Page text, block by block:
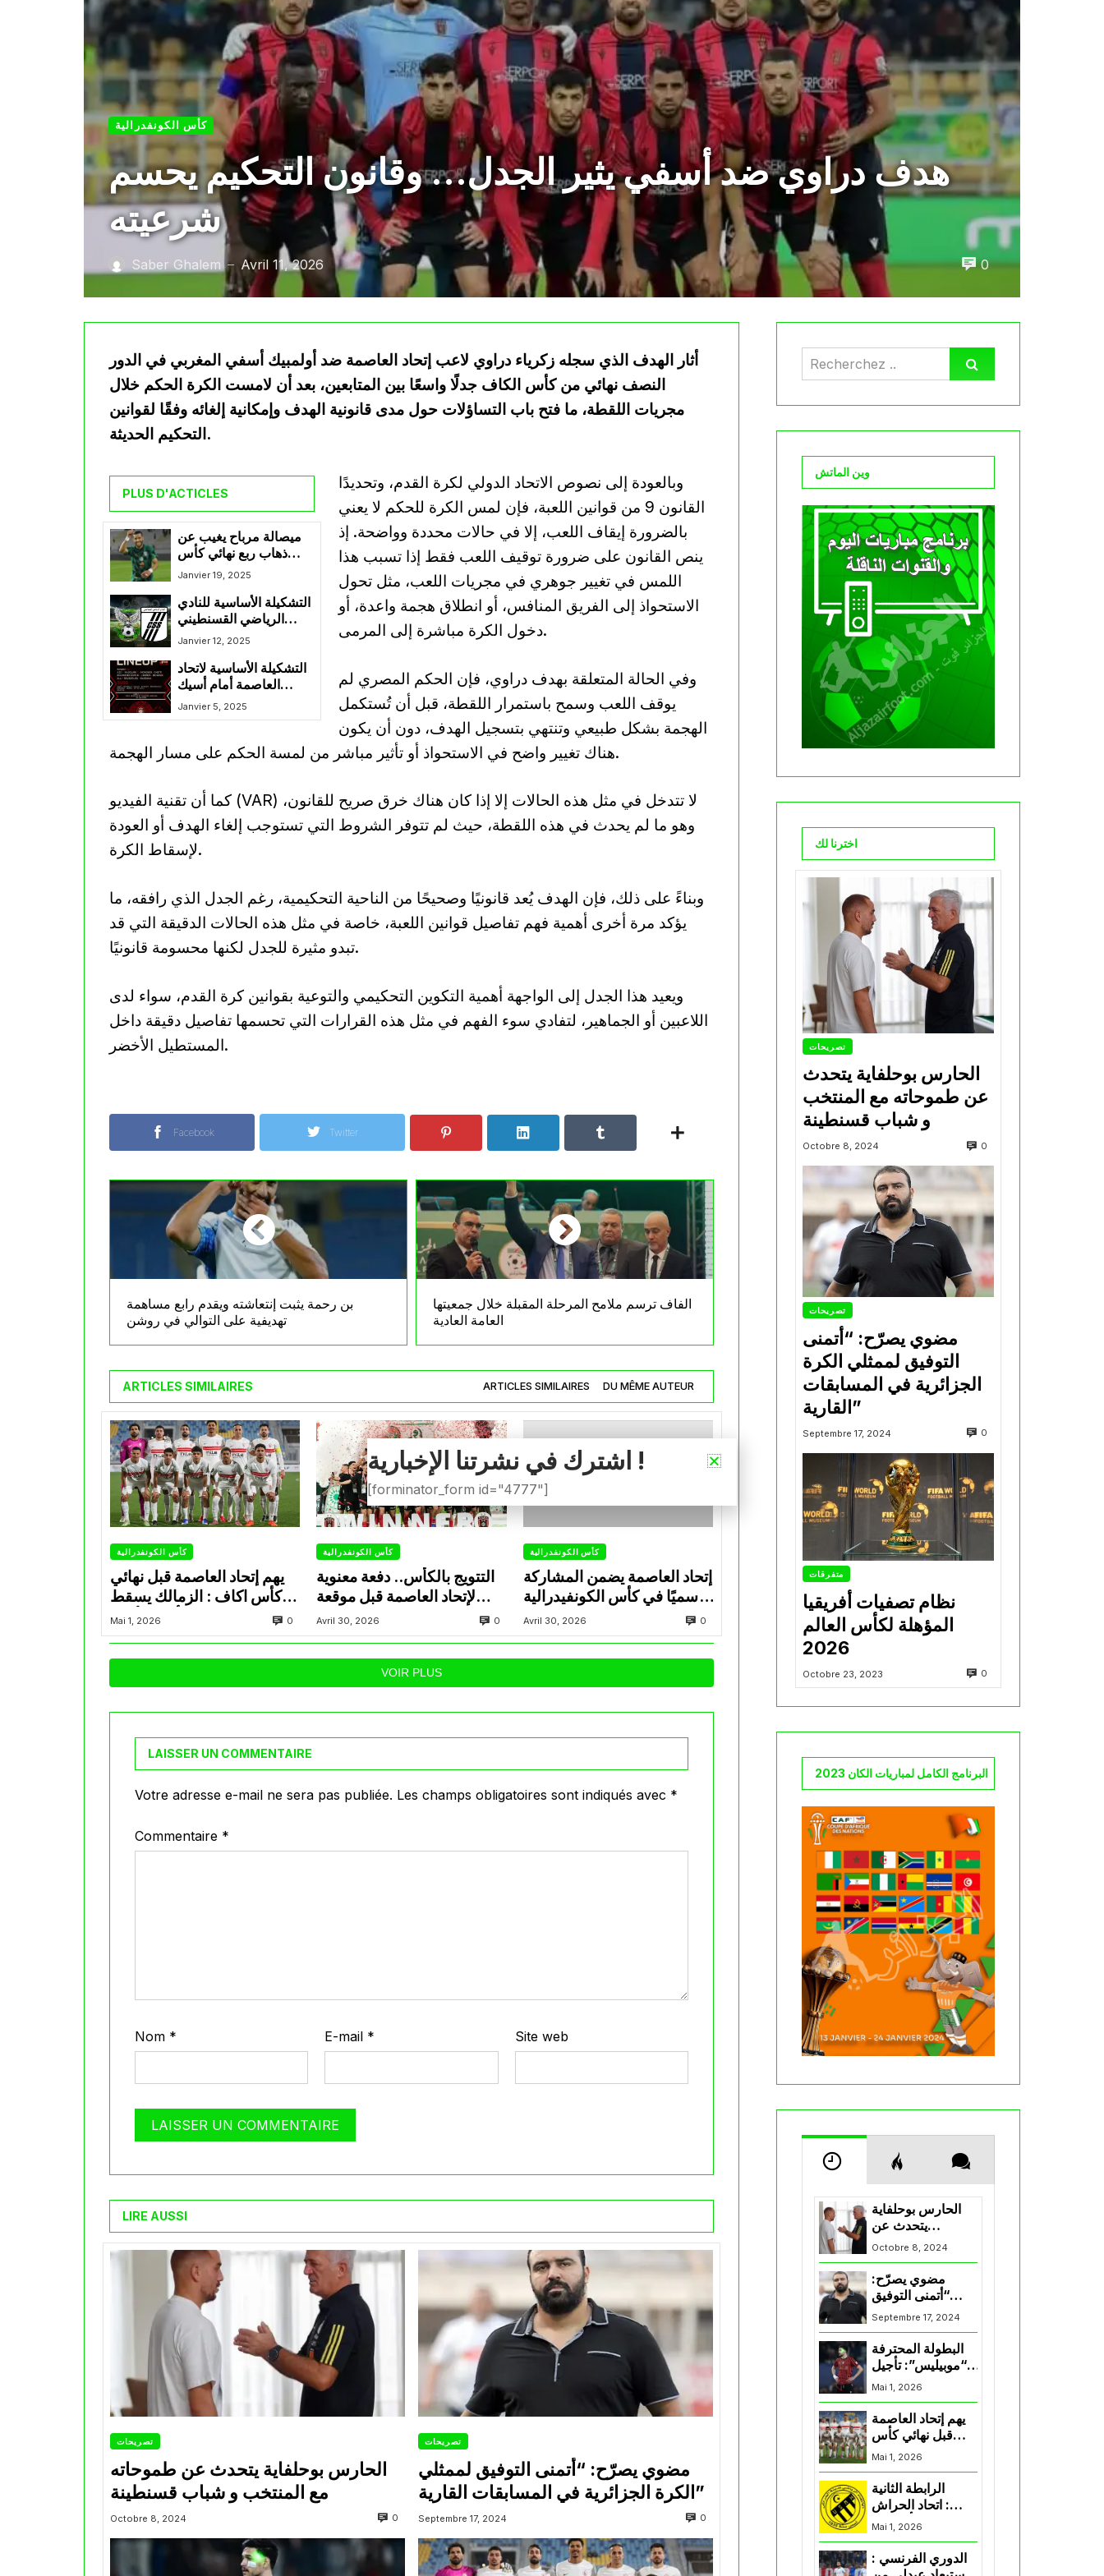
كأس الكونفدرالية
هدف دراوي ضد أسفي يثير الجدل… وقانون التحكيم يحسم
شرعيته
Saber Ghalem — Avril 11, 2026 0
أثار الهدف الذي سجله زكرياء دراوي لاعب إتحاد العاصمة ضد أولمبيك أسفي المغربي في الدور
النصف نهائي من كأس الكاف جدلًا واسعًا بين المتابعين، بعد أن لامست الكرة الحكم خلال
مجريات اللقطة، ما فتح باب التساؤلات حول مدى قانونية الهدف وإمكانية إلغائه وفقًا لقوانين
التحكيم الحديثة.
PLUS D'ACTICLES
ميصالة مرباح يغيب عن
ذهاب ربع نهائي كأس
الكونفدرالية بسبب الإنذار
Janvier 19, 2025
التشكيلة الأساسية للنادي
الرياضي القسنطيني
والنادي الصفاقسي
من كأس الكونفيدرالية
Janvier 12, 2025
التشكيلة الأساسية لاتحاد
العاصمة أمام أسيك
ميموزا
Janvier 5, 2025
وبالعودة إلى نصوص الاتحاد الدولي لكرة القدم، وتحديدًا
القانون 9 من قوانين اللعبة، فإن لمس الكرة للحكم لا يعني
بالضرورة إيقاف اللعب، إلا في حالات محددة وواضحة. إذ
ينص القانون على ضرورة توقيف اللعب فقط إذا تسبب هذا
اللمس في تغيير جوهري في مجريات اللعب، مثل تحول
الاستحواذ إلى الفريق المنافس، أو انطلاق هجمة واعدة، أو
دخول الكرة مباشرة إلى المرمى.
وفي الحالة المتعلقة بهدف دراوي، فإن الحكم المصري لم
يوقف اللعب وسمح باستمرار اللقطة، قبل أن تُستكمل
الهجمة بشكل طبيعي وتنتهي بتسجيل الهدف، دون أن يكون
هناك تغيير واضح في الاستحواذ أو تأثير مباشر من لمسة الحكم على مسار الهجمة.
كما أن تقنية الفيديو (VAR) لا تتدخل في مثل هذه الحالات إلا إذا كان هناك خرق صريح للقانون،
وهو ما لم يحدث في هذه اللقطة، حيث لم تتوفر الشروط التي تستوجب إلغاء الهدف أو العودة
لإسقاط الكرة.
وبناءً على ذلك، فإن الهدف يُعد قانونيًا وصحيحًا من الناحية التحكيمية، رغم الجدل الذي رافقه، ما
يؤكد مرة أخرى أهمية فهم تفاصيل قوانين اللعبة، خاصة في مثل هذه الحالات الدقيقة التي قد
تبدو مثيرة للجدل لكنها محسومة قانونيًا.
ويعيد هذا الجدل إلى الواجهة أهمية التكوين التحكيمي والتوعية بقوانين كرة القدم، سواء لدى
اللاعبين أو الجماهير، لتفادي سوء الفهم في مثل هذه القرارات التي تحسمها تفاصيل دقيقة داخل
المستطيل الأخضر.
Facebook Twitter
بن رحمة يثبت إنتعاشته ويقدم رابع مساهمة
تهديفية على التوالي في روشن
الفاف ترسم ملامح المرحلة المقبلة خلال جمعيتها
العامة العادية
ARTICLES SIMILAIRES ARTICLES SIMILAIRES DU MÊME AUTEUR
كأس الكونفدرالية
يهم إتحاد العاصمة قبل نهائي
كأس اكاف : الزمالك يسقط
Mai 1, 2026 0
كأس الكونفدرالية
التتويج بالكأس.. دفعة معنوية
لإتحاد العاصمة قبل موقعة
الزمالك في نهائي الكونفدرالية
Avril 30, 2026 0
كأس الكونفدرالية
إتحاد العاصمة يضمن المشاركة
رسميًا في كأس الكونفيدرالية
Avril 30, 2026 0
VOIR PLUS
LAISSER UN COMMENTAIRE
Votre adresse e-mail ne sera pas publiée. Les champs obligatoires sont indiqués avec *
Commentaire *
Nom * E-mail * Site web
LIRE AUSSI
تصريحات
الحارس بوحلفاية يتحدث عن طموحاته
مع المنتخب و شباب قسنطينة
Octobre 8, 2024 0
تصريحات
مضوي يصرّح: “أتمنى التوفيق لممثلي
الكرة الجزائرية في المسابقات القارية”
Septembre 17, 2024 0
وين الماتش
اخترنا لك
تصريحات
الحارس بوحلفاية يتحدث
عن طموحاته مع المنتخب
و شباب قسنطينة
Octobre 8, 2024 0
تصريحات
مضوي يصرّح: “أتمنى
التوفيق لممثلي الكرة
الجزائرية في المسابقات
القارية”
Septembre 17, 2024 0
متفرقات
نظام تصفيات أفريقيا
المؤهلة لكأس العالم
2026
Octobre 23, 2023 0
البرنامج الكامل لمباريات الكان 2023
الحارس بوحلفاية
يتحدث عن
طموحاته مع
المنتخب و شباب
قسنطينة
Octobre 8, 2024
مضوي يصرّح:
“أتمنى التوفيق
لممثلي الكرة
الجزائرية في
Septembre 17, 2024
البطولة المحترفة
“موبيليس”: تأجيل
مباراة إتحاد
العاصمة وأتلتيك
بارادو
Mai 1, 2026
يهم إتحاد العاصمة
قبل نهائي كأس
اكاف : الزمالك
يسقط بثلاثية أمام
Mai 1, 2026
الرابطة الثانية
: اتحاد الحراش
يحسم التأهل إلى
“البلاي أوف”
Mai 1, 2026
الدوري الفرنسي :
اشترك في نشرتنا الإخبارية !
[forminator_form id="4777"]